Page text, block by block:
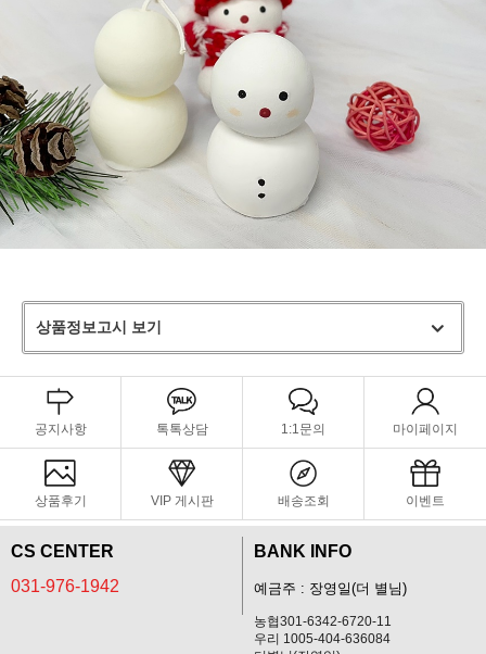
상품정보고시 보기
공지사항 톡톡상담 1:1문의 마이페이지
상품후기 VIP 게시판 배송조회 이벤트
CS CENTER
031-976-1942
BANK INFO
예금주 : 장영일(더 별님)
농협301-6342-6720-11
우리 1005-404-636084